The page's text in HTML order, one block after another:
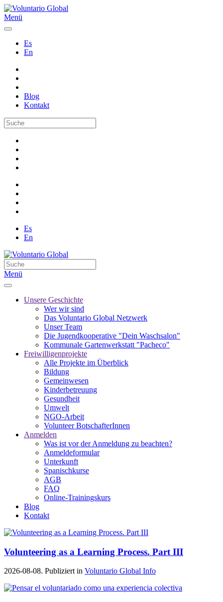
Menü
Es
En
Blog
Kontakt
Es
En
Menü
Unsere Geschichte
Wer wir sind
Das Voluntario Global Netzwerk
Unser Team
Die Jugendkooperative "Dein Waschsalon"
Kommunale Gartenwerkstatt "Pacheco"
Freiwilligenprojekte
Alle Projekte im Überblick
Bildung
Gemeinwesen
Kinderbetreuung
Gesundheit
Umwelt
NGO-Arbeit
Volunteer BotschafterInnen
Anmelden
Was ist vor der Anmeldung zu beachten?
Anmeldeformular
Unterkunft
Spanischkurse
AGB
FAQ
Online-Trainingskurs
Blog
Kontakt
Volunteering as a Learning Process. Part III
2026-08-08. Publiziert in Voluntario Global Info